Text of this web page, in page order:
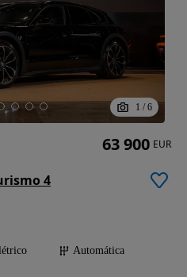
1 / 6
4
Automática
63 900 EUR